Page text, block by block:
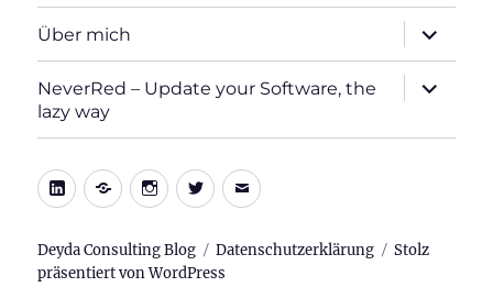
Über mich
öffnen
NeverRed – Update your Software, the
lazy way
öffnen
LinkedIn
Xing Instagram
TwitterE-
Deyda Consulting Blog Datenschutzerklärung
Stolz
präsentiert von WordPress